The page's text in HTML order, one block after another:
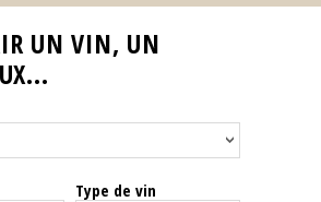
UN VIN, UN
Type de vin